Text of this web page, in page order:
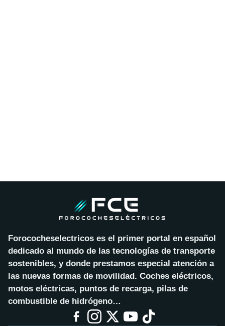
Forococheselectricos es el primer portal en español
dedicado al mundo de las tecnologías de transporte
sostenibles, y donde prestamos especial atención a
las nuevas formas de movilidad. Coches eléctricos,
motos eléctricas, puntos de recarga, pilas de
combustible de hidrógeno…